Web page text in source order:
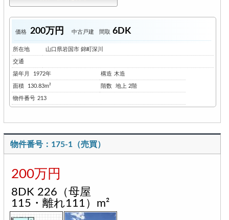
価格 200万円 中古戸建 間取 6DK
所在地 山口県岩国市 錦町深川
交通
築年月 1972年 構造 木造
面積 130.83m² 階数 地上 2階
物件番号 213
物件番号：175-1（売買）
200万円
8DK 226（母屋
115・離れ111）m²